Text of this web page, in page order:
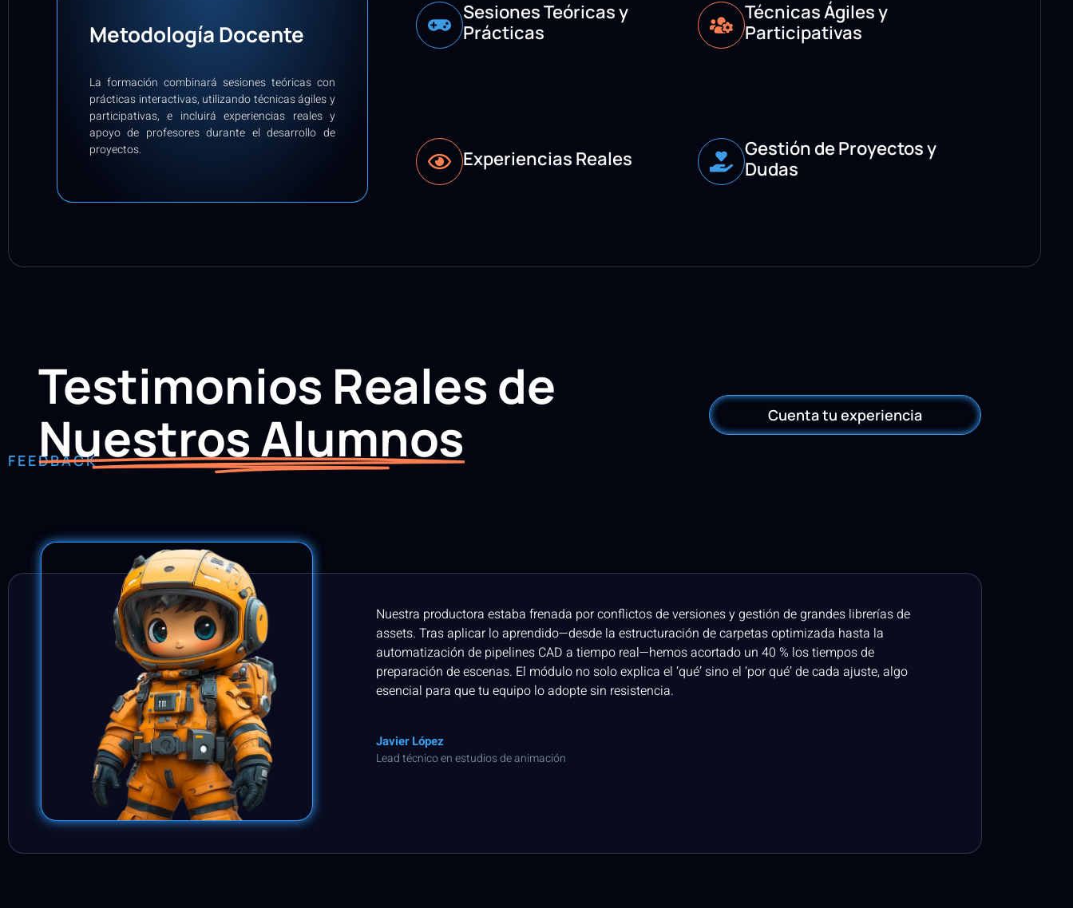
Metodología Docente
La formación combinará sesiones teóricas con
prácticas interactivas, utilizando técnicas ágiles y
participativas, e incluirá experiencias reales y
apoyo de profesores durante el desarrollo de
proyectos.
Sesiones Teóricas y
Prácticas
Técnicas Ágiles y
Participativas
Experiencias Reales
Gestión de Proyectos y
Dudas
FEEDBACK
Testimonios Reales de
Nuestros Alumnos
Cuenta tu experiencia
Unreal Engine completamente desconocida, y en solo
CAD importado y listo para tiempo real. La explicación
y el control de versiones fue tan clara que hoy
archivos de mis compañeros. Además, las prácticas
de un caos absoluto: cada objeto, textura y material está
Si vienes del mundo de la ingeniería y buscas un flujo de
este curso es tu punto de partida.
Nuestra productora estaba frenada por conflictos de versiones y gestión de grandes librerías de
assets. Tras aplicar lo aprendido—desde la estructuración de carpetas optimizada hasta la
automatización de pipelines CAD a tiempo real—hemos acortado un 40 % los tiempos de
preparación de escenas. El módulo no solo explica el ‘qué’ sino el ‘por qué’ de cada ajuste, algo
esencial para que tu equipo lo adopte sin resistencia.
Javier López
Lead técnico en estudios de animación